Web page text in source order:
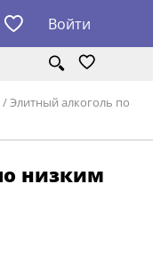
Войти
/Элитный алкоголь по
низким